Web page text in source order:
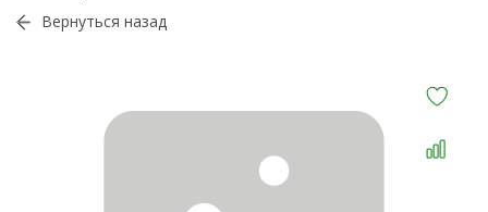
Вернуться назад